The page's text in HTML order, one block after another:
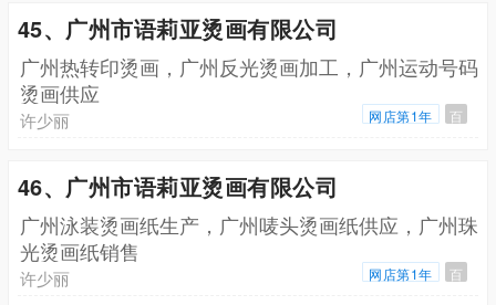
45、广州市语莉亚烫画有限公司
广州热转印烫画，广州反光烫画加工，广州运动号码
烫画供应
许少丽 网店第1年 百
46、广州市语莉亚烫画有限公司
广州泳装烫画纸生产，广州唛头烫画纸供应，广州珠
光烫画纸销售
许少丽 网店第1年 百